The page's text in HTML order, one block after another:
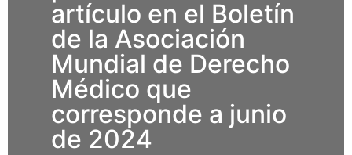
artículo en el Boletín
de la Asociación
Mundial de Derecho
Médico que
corresponde a junio
de 2024